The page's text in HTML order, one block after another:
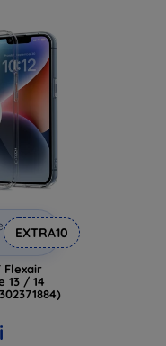
EXTRA10
Flexair
13 / 14